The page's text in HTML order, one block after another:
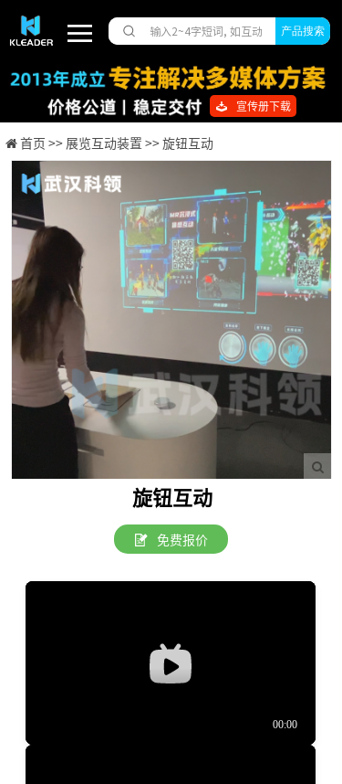
产品搜索
宣传册下载
首页 >> 展览互动装置 >>旋钮互动
旋钮互动
免费报价